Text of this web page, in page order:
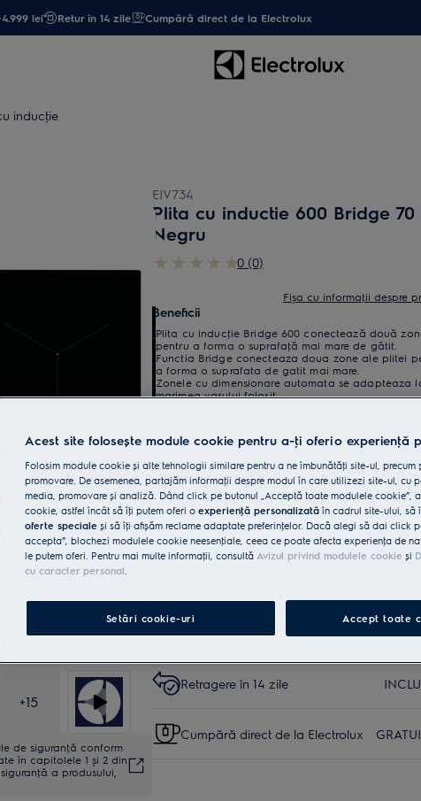
lei Retur în 14 zile Cumpără direct de la Electrolux
inducţie
+15
de siguranţă conform
în capitolele 1 și 2 din
a produsului,
EIV734
Plita cu inductie 600 Bridge 70
Negru
0 (0)
Fișa cu informaţii despre
Beneficii
Plita cu inducţie Bridge 600 conectează două
pentru a forma o suprafaţă mai mare de gătit.
Functia Bridge conecteaza doua zone ale plitei
a forma o suprafata de gatit mai mare.
Zonele cu dimensionare automata se adapteaza
marimea vasului folosit.
Cumpără de pe www.electrolux.ro și
Livrare inclusă pentru comenzi mai
mari de 4999 lei
35
Instalare*
Reciclare aparat vechi
Retragere în 14 zile
Cumpără direct de la Electrolux
Acest site folosește module cookie pentru a-ţi oferi o experienţă
Folosim module cookie și alte tehnologii similare pentru a ne îmbunătăţi site-ul, precum
promovare. De asemenea, partajăm informaţii despre modul în care utilizezi site-ul, cu
media, promovare și analiză. Dând click pe butonul „Acceptă toate modulele cookie”,
cookie, astfel încât să îţi putem oferi o experienţă personalizată în cadrul site-ului, să
oferte speciale și să îţi afișăm reclame adaptate preferinţelor. Dacă alegi să dai click
accepta”, blochezi modulele cookie neesenţiale, ceea ce poate afecta experienţa de
le putem oferi. Pentru mai multe informaţii, consultă Avizul privind modulele cookie și
cu caracter personal.
Setări cookie-uri Accept toate